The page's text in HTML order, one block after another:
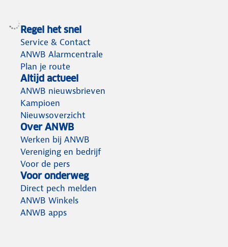
Regel het snel
Service & Contact
ANWB Alarmcentrale
Plan je route
Altijd actueel
ANWB nieuwsbrieven
Kampioen
Nieuwsoverzicht
Over ANWB
Werken bij ANWB
Vereniging en bedrijf
Voor de pers
Voor onderweg
Direct pech melden
ANWB Winkels
ANWB apps